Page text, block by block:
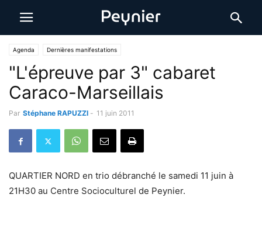
Agenda Dernières manifestations
"L'épreuve par 3" cabaret
Caraco-Marseillais
Par Stéphane RAPUZZI - 11 juin 2011
QUARTIER NORD en trio débranché le samedi 11 juin à
21H30 au Centre Socioculturel de Peynier.